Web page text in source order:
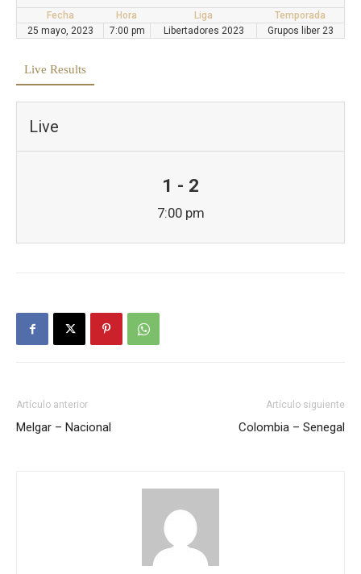
Fecha Hora Liga
Temporada
25 mayo, 2023
7:00 pm Libertadores 2023 Grupos liber 23
Live Results
Live
1 - 2
7:00 pm
Artículo anterior
Melgar – Nacional
Artículo siguiente
Colombia – Senegal